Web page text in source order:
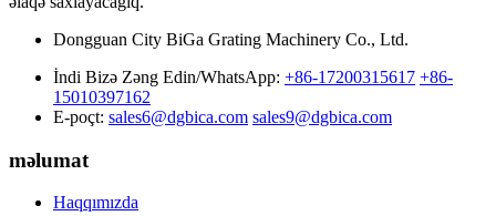
Dongguan City BiGa Grating Machinery Co., Ltd.
İndi Bizə Zəng Edin/WhatsApp: +86-17200315617 +86-
15010397162
E-poçt: sales6@dgbica.com sales9@dgbica.com
məlumat
Haqqımızda